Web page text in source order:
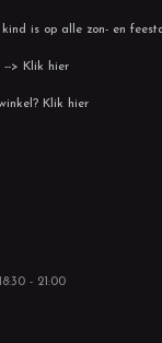
is op alle zon- en
> Klik hier
Klik hier
- 21:00